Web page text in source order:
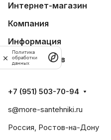
Интернет-магазин
Компания
Информация
Для клиентов
+7 (951) 503-70-94
s@more-santehniki.ru
Россия, Ростов-на-Дону
Политика
обработки
данных